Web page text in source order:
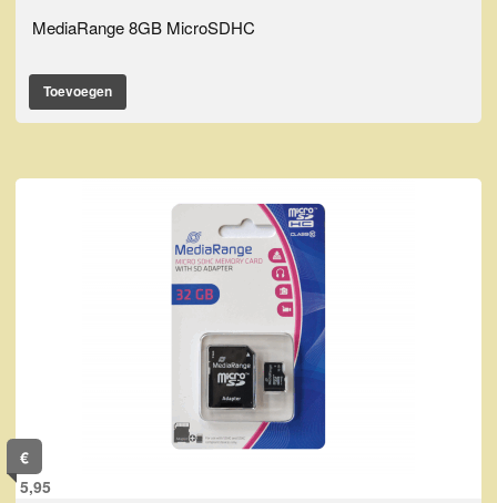
MediaRange 8GB MicroSDHC
Toevoegen
€
5,95